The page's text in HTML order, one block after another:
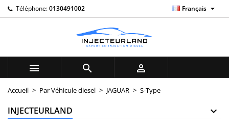
Téléphone:0130491002 Français 
  
Accueil Par Véhicule diesel JAGUAR S-Type
INJECTEURLAND
My wishlists ×
add_circle_outline
((modalTitle)) ×
((confirmMessage))
((cancelText)) ((modalDeleteText))
((title)) ×
Connexion ×
Vous devez être connecté pour ajouter des produits à
votre liste d'envies.
((cancelText))